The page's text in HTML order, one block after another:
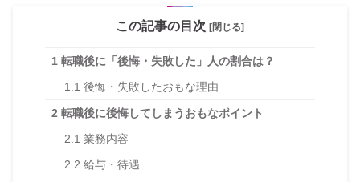
この記事の目次 [閉じる]
1 転職後に「後悔・失敗した」人の割合は？
1.1 後悔・失敗したおもな理由
2 転職後に後悔してしまうおもなポイント
2.1 業務内容
2.2 給与・待遇